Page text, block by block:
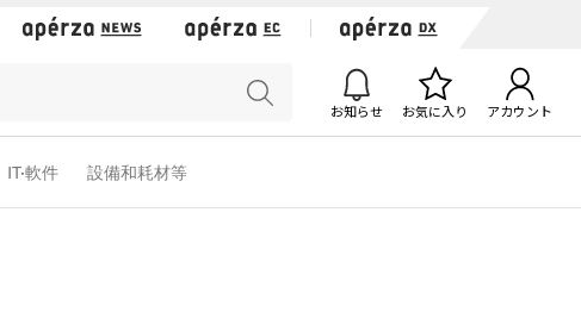
お知らせ お気に入り アカウント
IT·軟件 設備和耗材等